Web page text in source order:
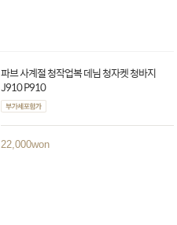
파브 사계절 청작업복 데님 청자켓 청바지
J910 P910
22,000won